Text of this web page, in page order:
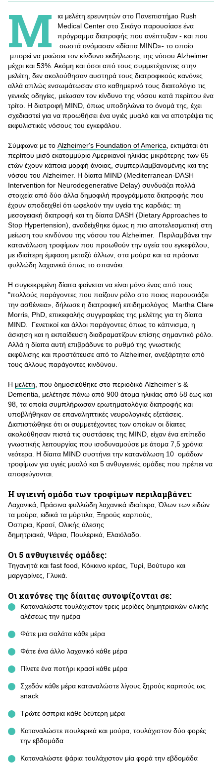
Μ
ια μελέτη ερευνητών στο Πανεπιστήμιο Rush
Medical Center στο Σικάγο παρουσίασε ένα
πρόγραμμα διατροφής που ανέπτυξαν - και που
σωστά ονόμασαν «δίαιτα MIND»- το οποίο
μπορεί να μειώσει τον κίνδυνο εκδήλωσης της νόσου Alzheimer
μέχρι και 53%. Ακόμη και όσοι από τους συμμετέχοντες στην
μελέτη, δεν ακολούθησαν αυστηρά τους διατροφικούς κανόνες
αλλά απλώς ενσωμάτωσαν στο καθημερινό τους διαιτολόγιο τις
γενικές οδηγίες, μείωσαν τον κίνδυνο της νόσου κατά περίπου ένα
τρίτο. Η διατροφή MIND, όπως υποδηλώνει το όνομά της, έχει
σχεδιαστεί για να προωθήσει ένα υγιές μυαλό και να αποτρέψει τις
εκφυλιστικές νόσους του εγκεφάλου.
Σύμφωνα με το Alzheimer's Foundation of America , εκτιμάται ότι
περίπου μισό εκατομμύριο Αμερικανοί ηλικίας μικρότερης των 65
ετών έχουν κάποια μορφή άνοιας, συμπεριλαμβανομένης και της
νόσου του Alzheimer. Η δίαιτα MIND (Mediterranean-DASH
Intervention for Neurodegenerative Delay) συνδυάζει πολλά
στοιχεία από δύο άλλα δημοφιλή προγράμματα διατροφής που
έχουν αποδειχθεί ότι ωφελούν την υγεία της καρδιάς: τη
μεσογειακή διατροφή και τη δίαιτα DASH (Dietary Approaches to
Stop Hypertension), αναδείχθηκε όμως η πιο αποτελεσματική στη
μείωση του κινδύνου της νόσου του Alzheimer. Περιλαμβάνει την
κατανάλωση τροφίμων που προωθούν την υγεία του εγκεφάλου,
με ιδιαίτερη έμφαση μεταξύ άλλων, στα μούρα και τα πράσινα
φυλλώδη λαχανικά όπως το σπανάκι.
Η συγκεκριμένη δίαιτα φαίνεται να είναι μόνο ένας από τους
"πολλούς παράγοντες που παίζουν ρόλο στο ποιος παρουσιάζει
την ασθένεια», δήλωσε η διατροφική επιδημιολόγος Martha Clare
Morris, PhD, επικεφαλής συγγραφέας της μελέτης για τη δίαιτα
MIND. Γενετικοί και άλλοι παράγοντες όπως το κάπνισμα, η
άσκηση και η εκπαίδευση διαδραματίζουν επίσης σημαντικό ρόλο.
Αλλά η δίαιτα αυτή επιβράδυνε το ρυθμό της γνωστικής
εκφύλισης και προστάτευσε από το Alzheimer, ανεξάρτητα από
τους άλλους παράγοντες κινδύνου.
Η μελέτη , που δημοσιεύθηκε στο περιοδικό Alzheimer’s &
Dementia, μελέτησε πάνω από 900 άτομα ηλικίας από 58 έως και
98, τα οποία συμπλήρωσαν ερωτηματολόγια διατροφής και
υποβλήθηκαν σε επαναληπτικές νευρολογικές εξετάσεις.
Διαπιστώθηκε ότι οι συμμετέχοντες των οποίων οι δίαιτες
ακολούθησαν πιστά τις συστάσεις της MIND, είχαν ένα επίπεδο
γνωστικής λειτουργίας που ισοδυναμούσε με άτομα 7,5 χρόνια
νεότερα. Η δίαιτα MIND συστήνει την κατανάλωση 10 ομάδων
τροφίμων για υγιές μυαλό και 5 ανθυγιεινές ομάδες που πρέπει να
αποφεύγονται.
Η υγιεινή ομάδα των τροφίμων περιλαμβάνει:
Λαχανικά, Πράσινα φυλλώδη λαχανικά ιδιαίτερα, Όλων των ειδών
τα μούρα, ειδικά τα μύρτιλα, Ξηρούς καρπούς,
Όσπρια, Κρασί, Ολικής άλεσης
δημητριακά, Ψάρια, Πουλερικά, Ελαιόλαδο.
Οι 5 ανθυγιεινές ομάδες:
Τηγανητά και fast food, Κόκκινο κρέας, Τυρί, Βούτυρο και
μαργαρίνες, Γλυκά.
Οι κανόνες της δίαιτας συνοψίζονται σε:
Καταναλώστε τουλάχιστον τρεις μερίδες δημητριακών ολικής
αλέσεως την ημέρα
Φάτε μια σαλάτα κάθε μέρα
Φάτε ένα άλλο λαχανικό κάθε μέρα
Πίνετε ένα ποτήρι κρασί κάθε μέρα
Σχεδόν κάθε μέρα καταναλώστε λίγους ξηρούς καρπούς ως
snack
Τρώτε όσπρια κάθε δεύτερη μέρα
Καταναλώστε πουλερικά και μούρα, τουλάχιστον δύο φορές
την εβδομάδα
Καταναλώστε ψάρια τουλάχιστον μία φορά την εβδομάδα